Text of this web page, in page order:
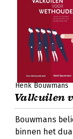
Henk Bouwmans
Valkuilen
Bouwmans
binnen het